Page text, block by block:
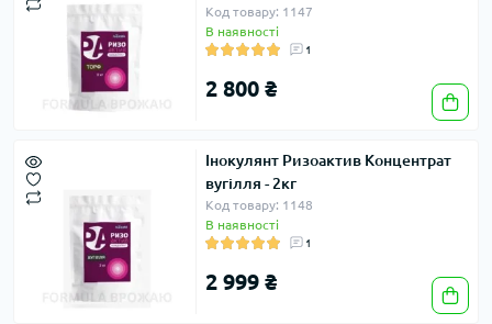
Код товару: 1147
В наявності
1
2 800 ₴
Інокулянт Ризоактив Концентрат
вугілля - 2кг
Код товару: 1148
В наявності
1
2 999 ₴